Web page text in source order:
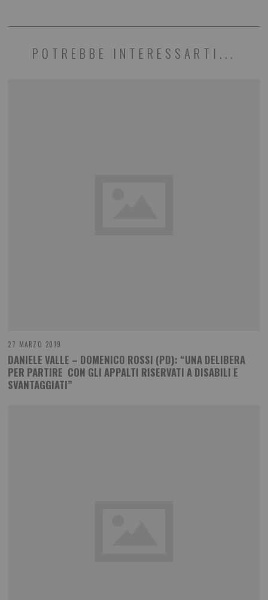
POTREBBE INTERESSARTI...
27 MARZO 2019
DANIELE VALLE – DOMENICO ROSSI (PD): “UNA DELIBERA
PER PARTIRE CON GLI APPALTI RISERVATI A DISABILI E
SVANTAGGIATI”